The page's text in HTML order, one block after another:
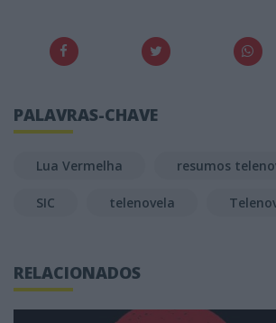
PALAVRAS-CHAVE
Lua Vermelha resumos
SIC telenovela
RELACIONADOS